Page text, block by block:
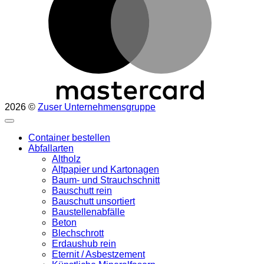
2026 © Zuser Unternehmensgruppe
Container bestellen
Abfallarten
Altholz
Altpapier und Kartonagen
Baum- und Strauchschnitt
Bauschutt rein
Bauschutt unsortiert
Baustellenabfälle
Beton
Blechschrott
Erdaushub rein
Eternit / Asbestzement